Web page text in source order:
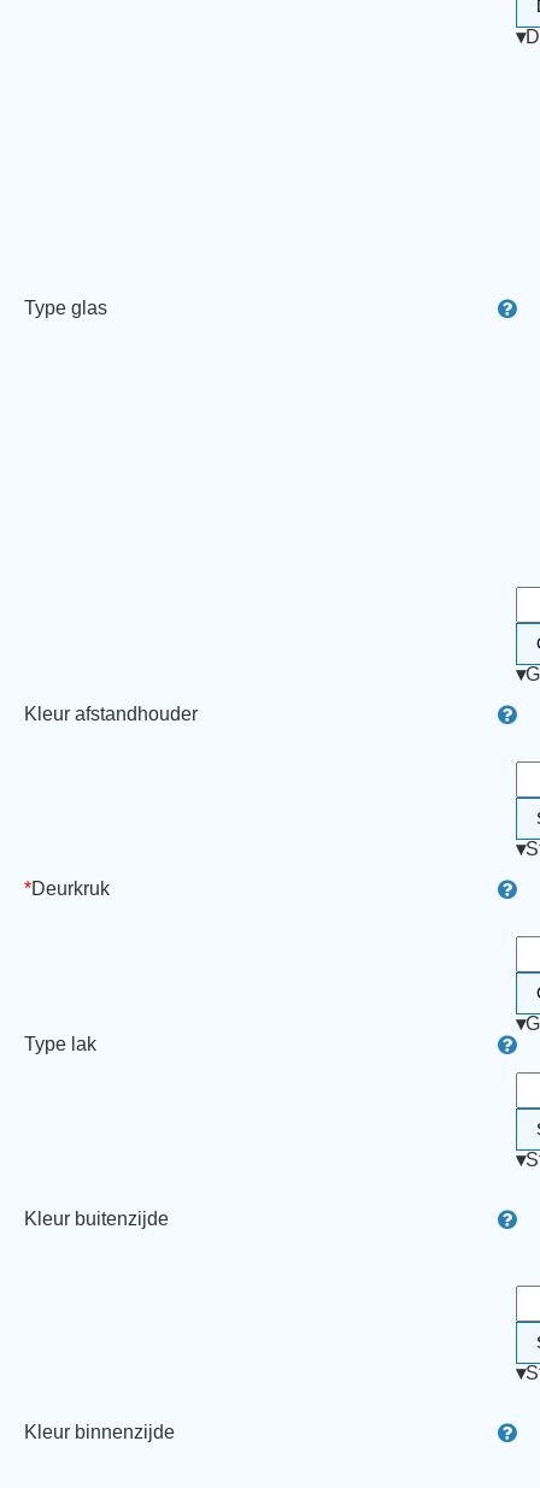
Type glas
▾
Kleur afstandhouder
▾
*Deurkruk
▾
Type lak
▾
Kleur buitenzijde
▾
Kleur binnenzijde
▾